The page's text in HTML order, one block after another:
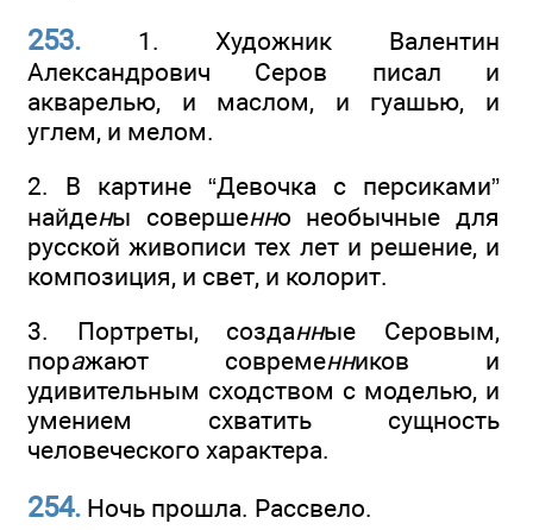
253. 1. Художник Валентин
Александрович Серов писал и
акварелью, и маслом, и гуашью, и
углем, и мелом.
2. В картине “Девочка с персиками”
найдены совершенно необычные для
русской живописи тех лет и решение, и
композиция, и свет, и колорит.
3. Портреты, созданные Серовым,
поражают современников и
удивительным сходством с моделью, и
умением схватить сущность
человеческого характера.
254. Ночь прошла. Рассвело.